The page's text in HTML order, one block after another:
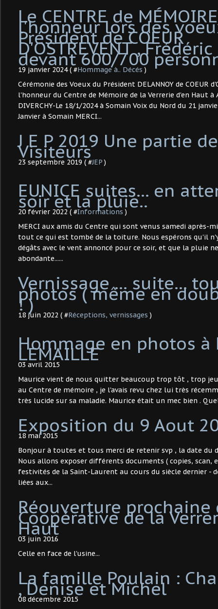
Le CENTRE de
l'honneur lors des
Président de COEUR
D'OSTREVENT ,
devant 600/700
19 janvier 2024 ( #Hommage à.. Décés )
Cérémonie des Voeux du Président DELANNOY de COEUR
l'honneur du Centre de Mémoire de la Verrerie d'en Haut à
DIVERCHY-Le 18/1/2024 à Somain Voix du Nord du 21
Janvier à Somain MERCI...
J E P 2019 Une partie
Visiteurs
23 septembre 2019 ( #JEP)
EUNICE suites... en
soir et la pluie..
20 février 2022 ( #Informations )
MERCI aux amis du Centre qui sont venus samedi après-
tout ce qui est tombé de la toiture. Nous espérons qu'il
dégâts avec le vent annoncé pour ce soir, et que la pluie
abondante......
Vernissage ... suite...
photos ( même en
! )
18 juin 2022 ( #Réceptions, vernissages )
Hommage en photos à
LEMAILLE
03 avril 2015
Maurice vient de nous quitter beaucoup trop tôt , trop
au Centre de mémoire , je l'avais revu chez lui très
très lucide sur sa maladie. Maurice était un mec bien .
Exposition du 9 Aout
18 mai 2015
Bonjour à toutes et tous merci de retenir svp , la date du
Nous allons exposer différents documents ( copies, scan,
festivités de la Saint-Laurent au cours du siècle dernier -
liées aux...
Réouverture prochaine
Coopérative de la
Haut
03 juin 2016
Celle en face de l'usine...
La famille Poulain :
, Denise et Michel
08 décembre 2015